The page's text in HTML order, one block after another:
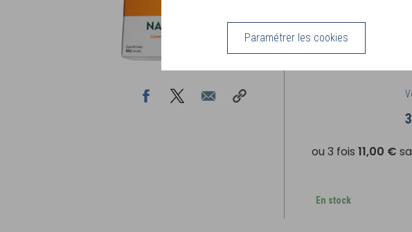
Paramétrer les cookies
aux fonctions normales
detoxification.
• Le Thé Vert (
• Ce produit est riche en
En stock